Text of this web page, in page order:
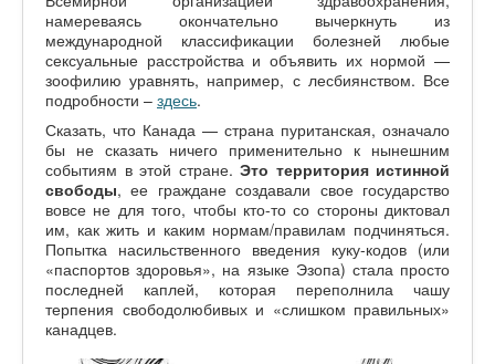
намереваясь окончательно вычеркнуть из
международной классификации болезней любые
сексуальные расстройства и объявить их нормой —
зоофилию уравнять, например, с лесбиянством. Все
подробности – здесь.
Сказать, что Канада — страна пуританская, означало
бы не сказать ничего применительно к нынешним
событиям в этой стране. Это территория истинной
свободы, ее граждане создавали свое государство
вовсе не для того, чтобы кто-то со стороны диктовал
им, как жить и каким нормам/правилам подчиняться.
Попытка насильственного введения куку-кодов (или
«паспортов здоровья», на языке Эзопа) стала просто
последней каплей, которая переполнила чашу
терпения свободолюбивых и «слишком правильных»
канадцев.